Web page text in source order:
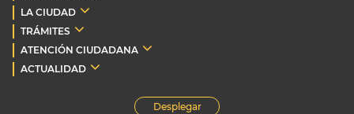
LA CIUDAD
TRÁMITES
ATENCIÓN CIUDADANA
ACTUALIDAD
Desplegar